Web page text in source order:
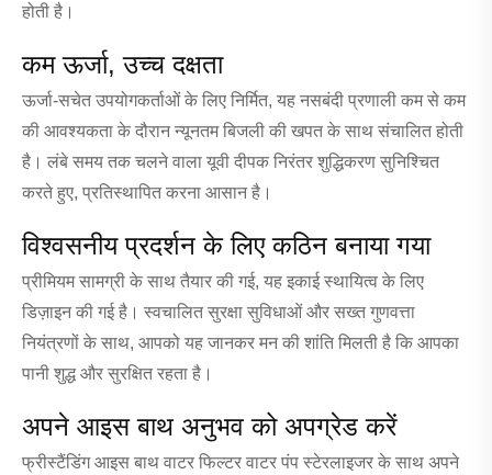
होती है।
कम ऊर्जा, उच्च दक्षता
ऊर्जा-सचेत उपयोगकर्ताओं के लिए निर्मित, यह नसबंदी प्रणाली कम से कम
की आवश्यकता के दौरान न्यूनतम बिजली की खपत के साथ संचालित होती
है। लंबे समय तक चलने वाला यूवी दीपक निरंतर शुद्धिकरण सुनिश्चित
करते हुए, प्रतिस्थापित करना आसान है।
विश्वसनीय प्रदर्शन के लिए कठिन बनाया गया
प्रीमियम सामग्री के साथ तैयार की गई, यह इकाई स्थायित्व के लिए
डिज़ाइन की गई है। स्वचालित सुरक्षा सुविधाओं और सख्त गुणवत्ता
नियंत्रणों के साथ, आपको यह जानकर मन की शांति मिलती है कि आपका
पानी शुद्ध और सुरक्षित रहता है।
अपने आइस बाथ अनुभव को अपग्रेड करें
फ्रीस्टैंडिंग आइस बाथ वाटर फिल्टर वाटर पंप स्टेरलाइजर के साथ अपने